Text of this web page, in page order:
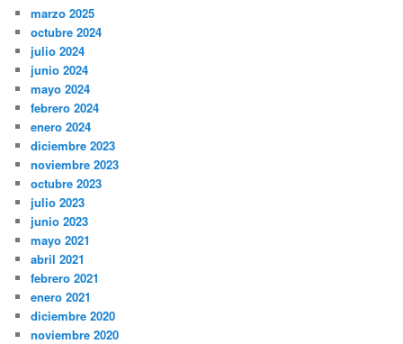
marzo 2025
octubre 2024
julio 2024
junio 2024
mayo 2024
febrero 2024
enero 2024
diciembre 2023
noviembre 2023
octubre 2023
julio 2023
junio 2023
mayo 2021
abril 2021
febrero 2021
enero 2021
diciembre 2020
noviembre 2020